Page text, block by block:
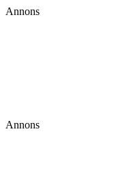
Annons
Annons